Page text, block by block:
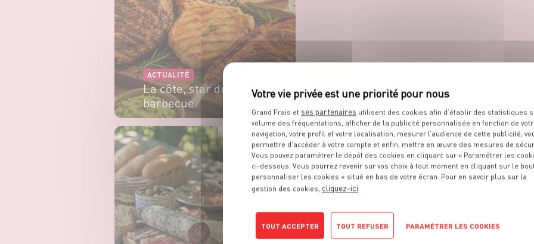
ACTUALITÉ
La côte, star du
barbecue
EN SAVOIR PLUS
Grand Frais et ses partenaires utilisent des cookies afin d’établir des statistiques
volume des fréquentations, afficher de la publicité personnalisée en fonction de
navigation, votre profil et votre localisation, mesurer l’audience de cette publicité,
permettre d’accéder à votre compte et enfin, mettre en œuvre des mesures de
Vous pouvez paramétrer le dépôt des cookies en cliquant sur « Paramétrer les
ci-dessous. Vous pourrez revenir sur vos choix à tout moment en cliquant sur le
personnaliser les cookies » situé en bas de votre écran. Pour en savoir plus sur la
gestion des cookies, cliquez-ici
TOUT ACCEPTER TOUT REFUSER PARAMÉTRER LES COOKIES